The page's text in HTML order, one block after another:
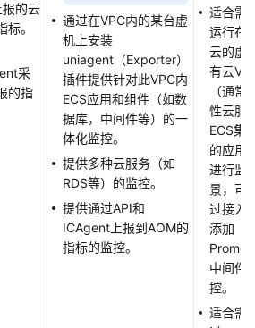
的云
标。
采
的指
通过在VPC内的某台虚
机上安装
uniagent（Exporter）
插件提供针对此VPC内
ECS应用和组件（如数
据库，中间件等）的一
体化监控。
提供多种云服务（如
RDS等）的监控。
提供通过API和
ICAgent上报到AOM的
指标的监控。
适合需
运行在
云的虚
有云
（通常
性云服
ECS集
的应用
进行监
景，可
过接入
添加
中间件
控。
适合需